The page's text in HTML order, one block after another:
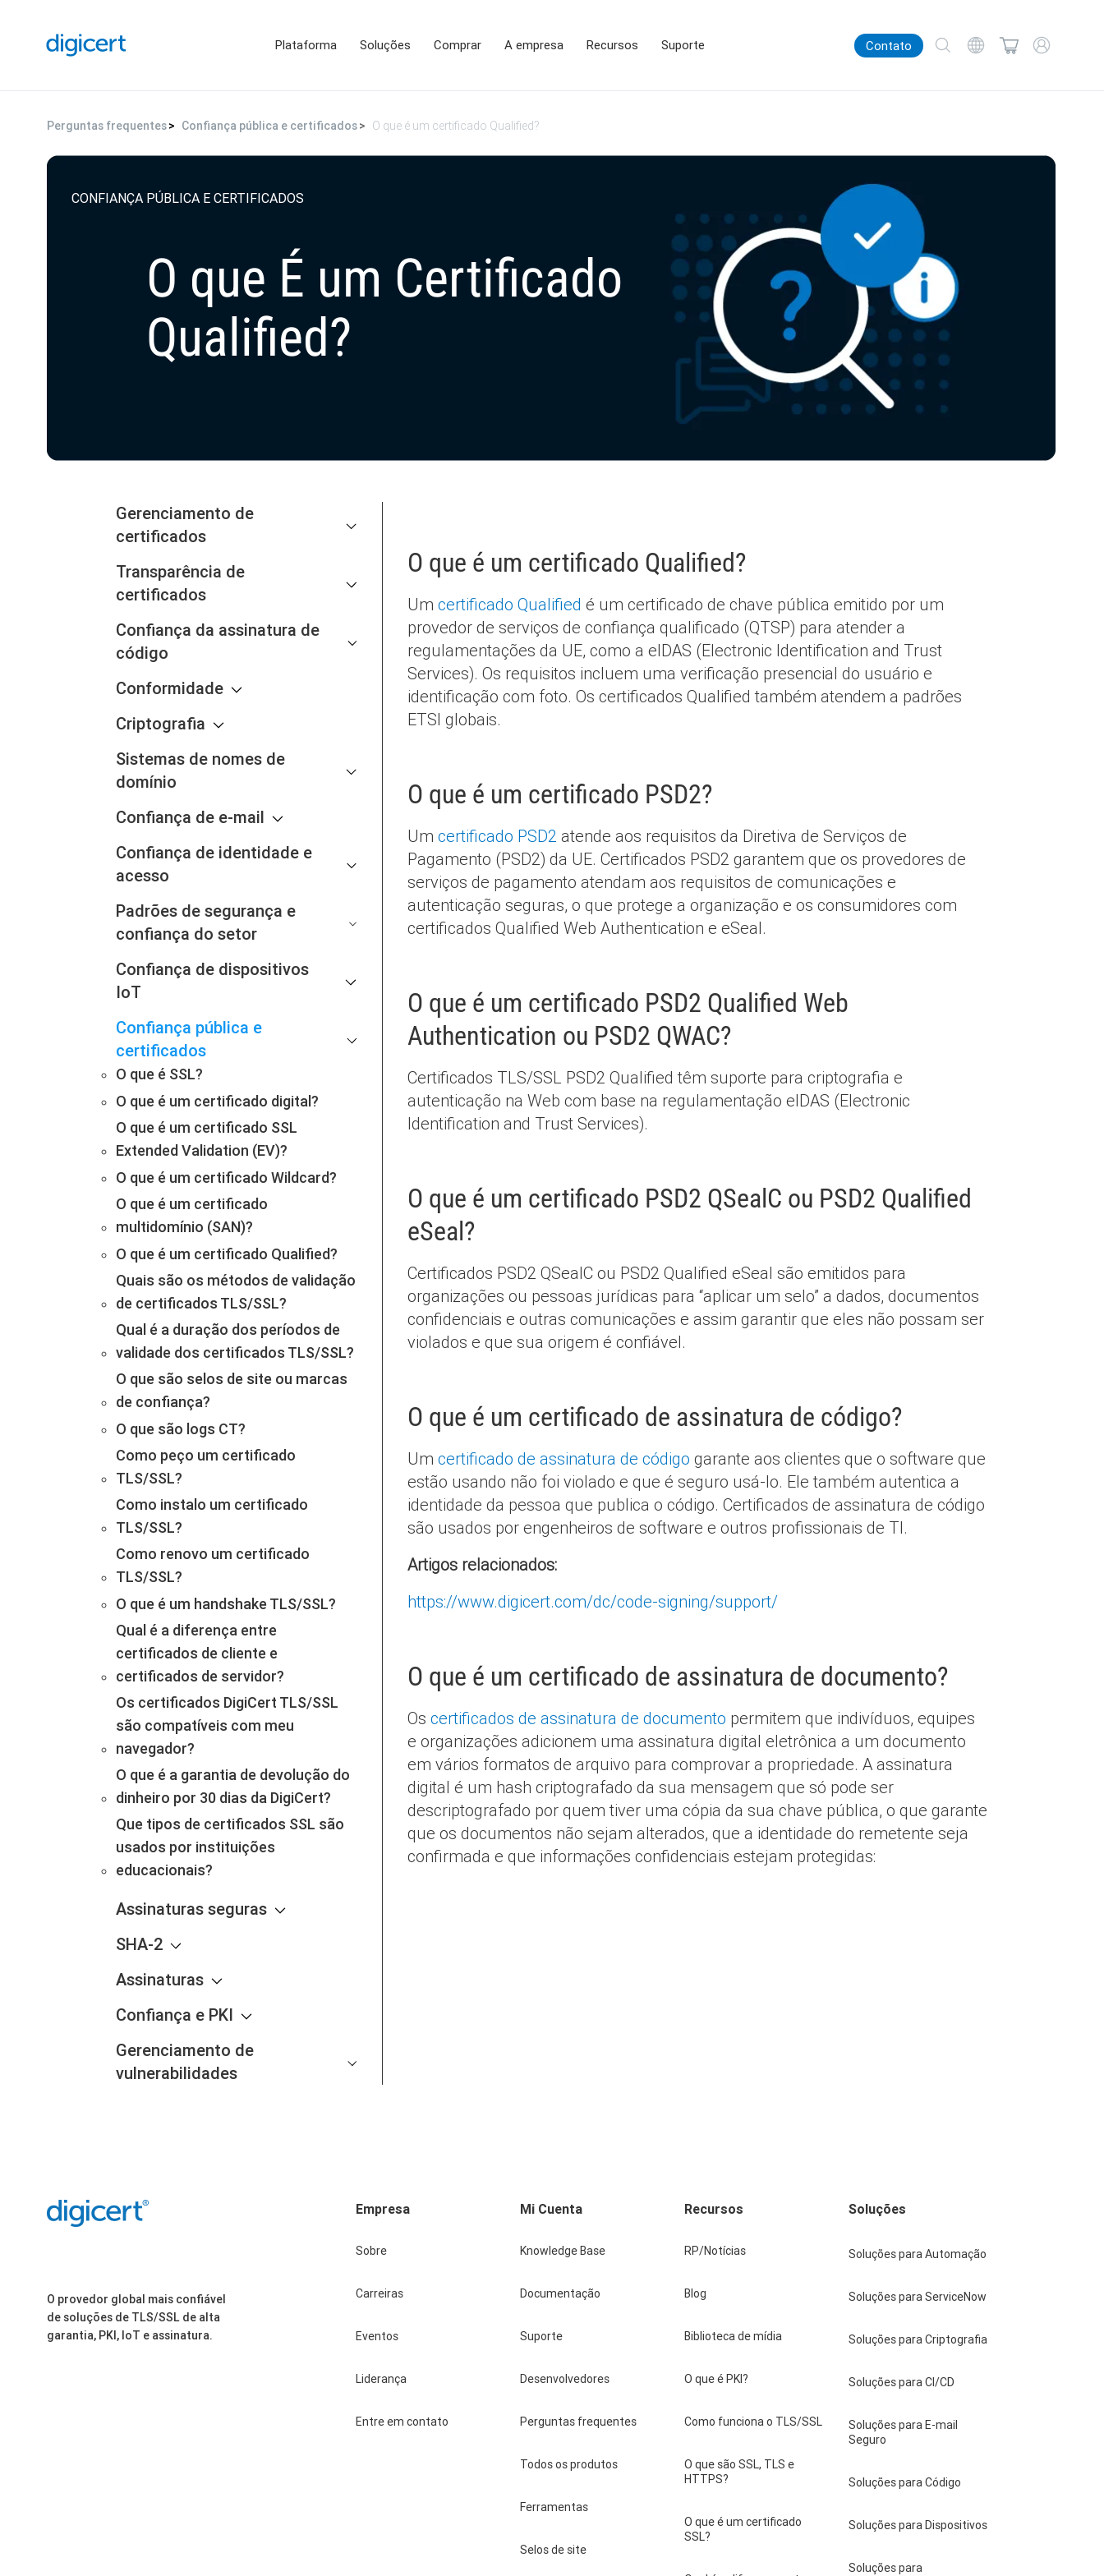
Plataforma Soluções Comprar A empresa Recursos Suporte Contato
Perguntas frequentes Confiança pública e certificados O que é um certificado Qualified?
CONFIANÇA PÚBLICA E CERTIFICADOS
O que É um Certificado
Qualified?
Gerenciamento de
certificados
Transparência de
certificados
Confiança da assinatura de
código
Conformidade
Criptografia
Sistemas de nomes de
domínio
Confiança de e-mail
Confiança de identidade e
acesso
Padrões de segurança e
confiança do setor
Confiança de dispositivos
IoT
Confiança pública e
certificados
O que é SSL?
O que é um certificado digital?
O que é um certificado SSL
Extended Validation (EV)?
O que é um certificado Wildcard?
O que é um certificado
multidomínio (SAN)?
O que é um certificado Qualified?
Quais são os métodos de validação
de certificados TLS/SSL?
Qual é a duração dos períodos de
validade dos certificados TLS/SSL?
O que são selos de site ou marcas
de confiança?
O que são logs CT?
Como peço um certificado
TLS/SSL?
Como instalo um certificado
TLS/SSL?
Como renovo um certificado
TLS/SSL?
O que é um handshake TLS/SSL?
Qual é a diferença entre
certificados de cliente e
certificados de servidor?
Os certificados DigiCert TLS/SSL
são compatíveis com meu
navegador?
O que é a garantia de devolução do
dinheiro por 30 dias da DigiCert?
Que tipos de certificados SSL são
usados por instituições
educacionais?
Assinaturas seguras
SHA-2
Assinaturas
Confiança e PKI
Gerenciamento de
vulnerabilidades
O que é um certificado Qualified?
Umcertificado Qualified é um certificado de chave pública emitido por um
provedor de serviços de confiança qualificado (QTSP) para atender a
regulamentações da UE, como a eIDAS (Electronic Identification and Trust
Services). Os requisitos incluem uma verificação presencial do usuário e
identificação com foto. Os certificados Qualified também atendem a padrões
ETSI globais.
O que é um certificado PSD2?
Umcertificado PSD2 atende aos requisitos da Diretiva de Serviços de
Pagamento (PSD2) da UE. Certificados PSD2 garantem que os provedores de
serviços de pagamento atendam aos requisitos de comunicações e
autenticação seguras, o que protege a organização e os consumidores com
certificados Qualified Web Authentication e eSeal.
O que é um certificado PSD2 Qualified Web
Authentication ou PSD2 QWAC?
Certificados TLS/SSL PSD2 Qualified têm suporte para criptografia e
autenticação na Web com base na regulamentação eIDAS (Electronic
Identification and Trust Services).
O que é um certificado PSD2 QSealC ou PSD2 Qualified
eSeal?
Certificados PSD2 QSealC ou PSD2 Qualified eSeal são emitidos para
organizações ou pessoas jurídicas para “aplicar um selo” a dados, documentos
confidenciais e outras comunicações e assim garantir que eles não possam ser
violados e que sua origem é confiável.
O que é um certificado de assinatura de código?
Umcertificado de assinatura de código garante aos clientes que o software que
estão usando não foi violado e que é seguro usá-lo. Ele também autentica a
identidade da pessoa que publica o código. Certificados de assinatura de código
são usados por engenheiros de software e outros profissionais de TI.
Artigos relacionados:
https://www.digicert.com/dc/code-signing/support/
O que é um certificado de assinatura de documento?
Oscertificados de assinatura de documento permitem que indivíduos, equipes
e organizações adicionem uma assinatura digital eletrônica a um documento
em vários formatos de arquivo para comprovar a propriedade. A assinatura
digital é um hash criptografado da sua mensagem que só pode ser
descriptografado por quem tiver uma cópia da sua chave pública, o que garante
que os documentos não sejam alterados, que a identidade do remetente seja
confirmada e que informações confidenciais estejam protegidas:
O provedor global mais confiável
de soluções de TLS/SSL de alta
garantia, PKI, IoT e assinatura.
Empresa
Sobre
Carreiras
Eventos
Liderança
Entre em contato
Mi Cuenta
Knowledge Base
Documentação
Suporte
Desenvolvedores
Perguntas frequentes
Todos os produtos
Ferramentas
Selos de site
Recursos
RP/Notícias
Blog
Biblioteca de mídia
O que é PKI?
Como funciona o TLS/SSL
O que são SSL, TLS e
HTTPS?
O que é um certificado
SSL?
Soluções
Soluções para Automação
Soluções para ServiceNow
Soluções para Criptografia
Soluções para CI/CD
Soluções para E-mail
Seguro
Soluções para Código
Soluções para Dispositivos
Soluções para